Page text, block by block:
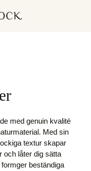
med genuin kvalité
Med sin
textur skapar
och låter dig sätta
beständiga